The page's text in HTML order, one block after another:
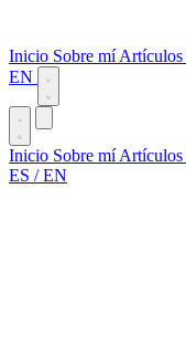
Inicio Sobre míArtículos
EN
Inicio Sobre míArtículos
ES / EN